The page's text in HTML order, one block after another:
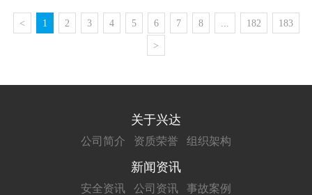
< 1 2 3 4 5 6 7 8 ... 182 183
>
关于兴达
公司简介 资质荣誉 组织架构
新闻资讯
安全资讯 公司资讯 事故案例